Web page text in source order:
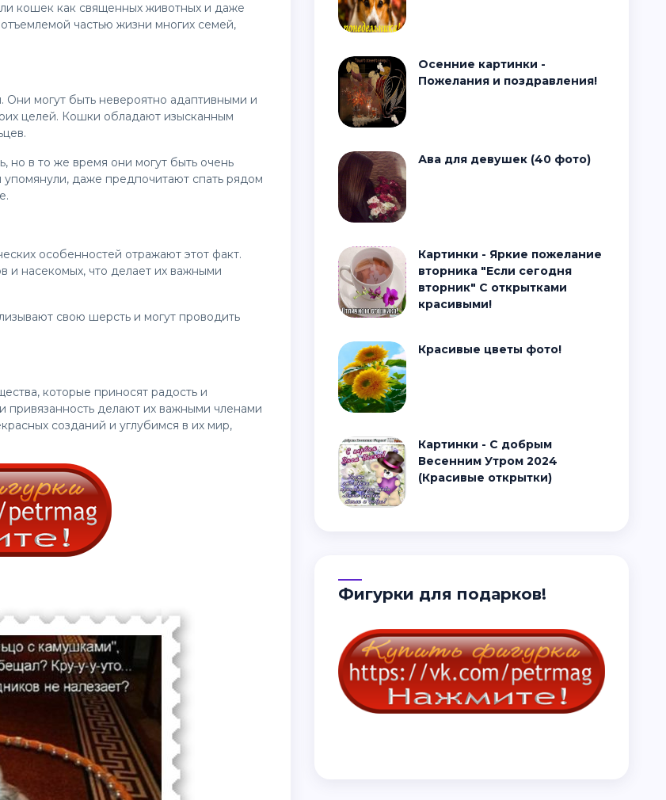
кошек как священных животных и даже
частью жизни многих семей,
могут быть невероятно адаптивными и
целей. Кошки обладают изысканным
но в то же время они могут быть очень
даже предпочитают спать рядом
особенностей отражают этот факт.
и насекомых, что делает их важными
свою шерсть и могут проводить
которые приносят радость и
привязанность делают их важными членами
созданий и углубимся в их мир,
Осенние картинки -
Пожелания и поздравления!
Ава для девушек (40 фото)
Картинки - Яркие пожелание
вторника "Если сегодня
вторник" С открытками
красивыми!
Красивые цветы фото!
Картинки - С добрым
Весенним Утром 2024
(Красивые открытки)
Фигурки для подарков!